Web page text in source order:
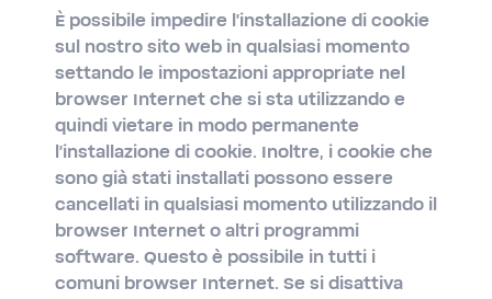
È possibile impedire l'installazione di cookie
sul nostro sito web in qualsiasi momento
settando le impostazioni appropriate nel
browser Internet che si sta utilizzando e
quindi vietare in modo permanente
l'installazione di cookie. Inoltre, i cookie che
sono già stati installati possono essere
cancellati in qualsiasi momento utilizzando il
browser Internet o altri programmi
software. Questo è possibile in tutti i
comuni browser Internet. Se si disattiva